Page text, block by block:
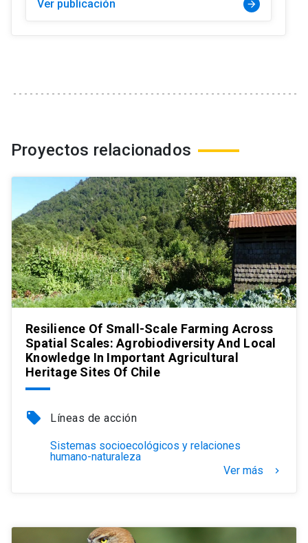
Ver publicación arrow_forward
Proyectos relacionados
Resilience Of Small-Scale Farming Across
Spatial Scales: Agrobiodiversity And Local
Knowledge In Important Agricultural
Heritage Sites Of Chile
local_offer Líneas de acción
Sistemas socioecológicos y relaciones
humano-naturaleza
Ver más
keyboard_arrow_right